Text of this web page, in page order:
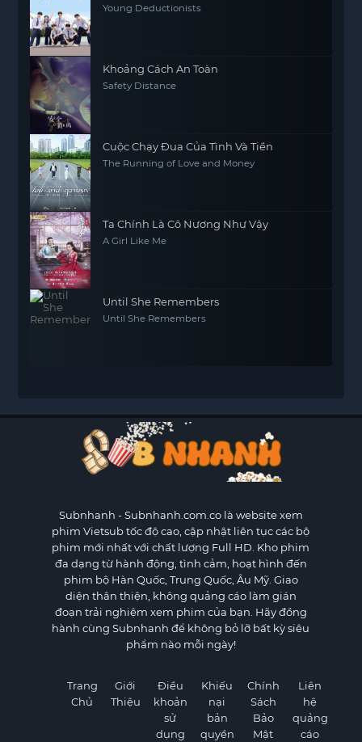
Young Deductionists
Khoảng Cách An Toàn
Safety Distance
Cuộc Chạy Đua Của Tình Và Tiền
The Running of Love and Money
Ta Chính Là Cô Nương Như Vậy
A Girl Like Me
Until She Remembers
Until She Remembers
Subnhanh - Subnhanh.com.co là website xem
phim Vietsub tốc độ cao, cập nhật liên tục các bộ
phim mới nhất với chất lượng Full HD. Kho phim
đa dạng từ hành động, tình cảm, hoạt hình đến
phim bộ Hàn Quốc, Trung Quốc, Âu Mỹ. Giao
diện thân thiện, không quảng cáo làm gián
đoạn trải nghiệm xem phim của bạn. Hãy đồng
hành cùng Subnhanh để không bỏ lỡ bất kỳ siêu
phẩm nào mỗi ngày!
Trang
Chủ
Giới
Thiệu
Điều
khoản
sử
dụng
Khiếu
nại
bản
quyền
Chính
Sách
Bảo
Mật
Liên
hệ
quảng
cáo